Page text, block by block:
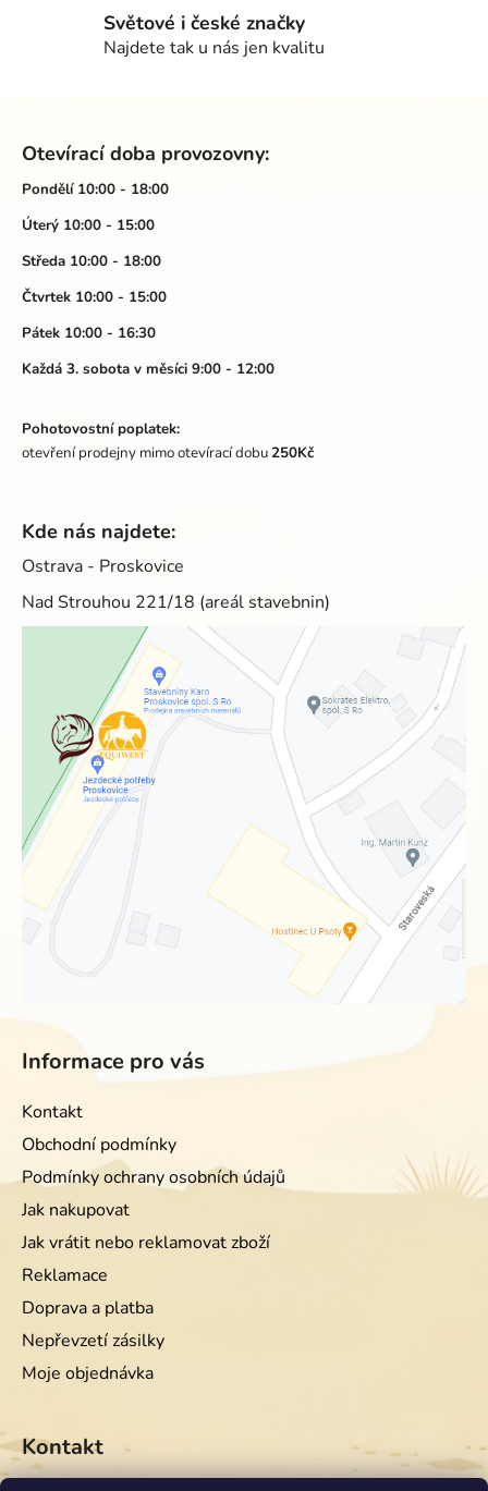
p
r
v
ý
Světové i české značky
Najdete tak u nás jen kvalitu
Otevírací doba provozovny:
Pondělí 10:00 - 18:00
Úterý 10:00 - 15:00
Středa 10:00 - 18:00
Čtvrtek 10:00 - 15:00
Pátek 10:00 - 16:30
Každá 3. sobota v měsíci 9:00 - 12:00
Pohotovostní poplatek:
otevření prodejny mimo otevírací dobu250Kč
Kde nás najdete:
Ostrava - Proskovice
Nad Strouhou 221/18 (areál stavebnin)
Informace pro vás
Kontakt
Obchodní podmínky
Podmínky ochrany osobních údajů
Jak nakupovat
Jak vrátit nebo reklamovat zboží
Reklamace
Doprava a platba
Nepřevzetí zásilky
Moje objednávka
Kontakt